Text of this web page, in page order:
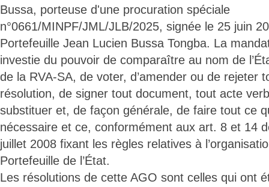
Bussa, porteuse d'une procuration spéciale
n°0661/MINPF/JML/JLB/2025, signée le 25 juin
Portefeuille Jean Lucien Bussa Tongba. La
investie du pouvoir de comparaître au nom de
de la RVA-SA, de voter, d’amender ou de rejeter
résolution, de signer tout document, tout acte
substituer et, de façon générale, de faire tout ce
nécessaire et ce, conformément aux art. 8 et 14
juillet 2008 fixant les règles relatives à
Portefeuille de l’État.
Les résolutions de cette AGO sont celles qui ont